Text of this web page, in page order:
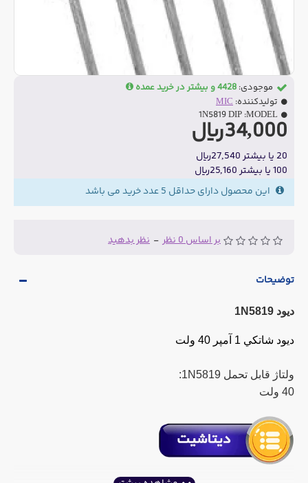
بر اساس 0 نظر - نظر بدهید
34,000ریال
20 یا بیشتر 27,540ریال
100 یا بیشتر 25,160ریال
موجودی: 4428 و بیشتر در خرید عمده
تولیدکننده: MIC
MODEL:
1N5819 DIP
این محصول دارای حداقل 5 عدد خرید می باشد
توضیحات
دیود 1N5819
ديود شاتکي 1 آمپر 40 ولت
ولتاژ قابل تحمل 1N5819:
40 ولت